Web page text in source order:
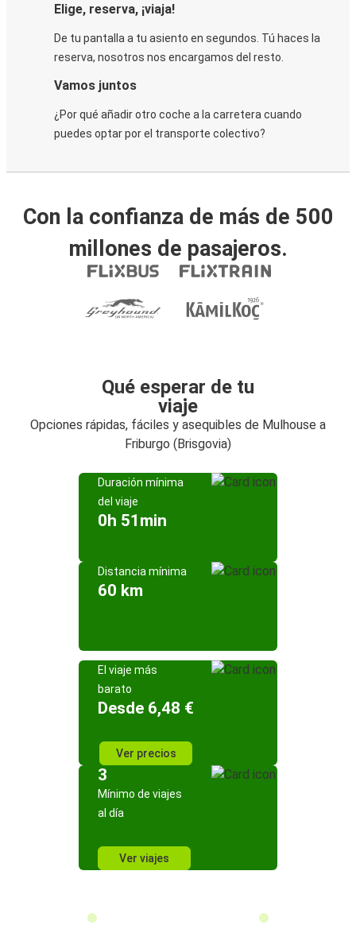
Elige, reserva, ¡viaja!
De tu pantalla a tu asiento en segundos. Tú haces la
reserva, nosotros nos encargamos del resto.
Vamos juntos
¿Por qué añadir otro coche a la carretera cuando
puedes optar por el transporte colectivo?
Con la confianza de más de 500
millones de pasajeros.
Qué esperar de tu
viaje
Opciones rápidas, fáciles y asequibles de Mulhouse a
Friburgo (Brisgovia)
Duración mínima
del viaje
0h 51min
Distancia mínima
60 km
El viaje más
barato
Desde 6,48 €
Ver precios
3
Mínimo de viajes
al día
Ver viajes